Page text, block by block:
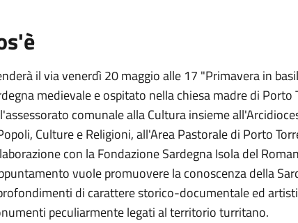
il via venerdì 20 maggio alle 17 "Primavera in
medievale e ospitato nella chiesa madre di Porto
comunale alla Cultura insieme
Culture e Religioni, all'Area Pastorale di Porto
con la Fondazione Sardegna Isola del
vuole promuovere la conoscenza della
di carattere storico-documentale ed
peculiarmente legati al territorio turritano.